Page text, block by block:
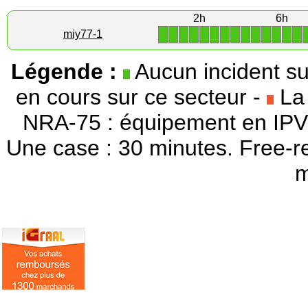
2h
6h
miy77-1
Légende :
Aucun incident
en cours sur ce secteur - La
NRA-75 : équipement en
Une case : 30 minutes. Free-